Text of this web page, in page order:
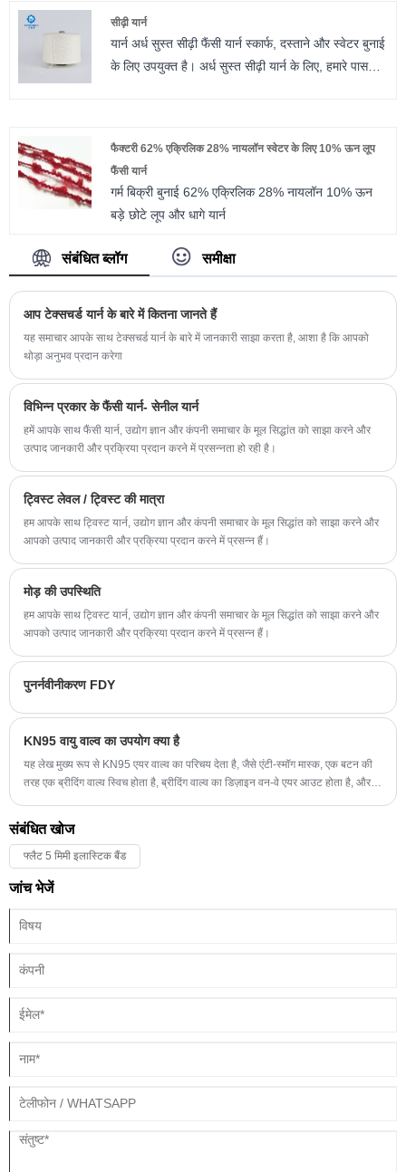
लोचदार इयरलूप कॉर्ड / रस्सी चिकित्सा मास्क के लिए / पट्टा /
बैंड निर्माता 5 मिमी सफेद काला फ्लैट लोचदार रबर बैंड 8 मिमी
सीढ़ी यार्न
यार्न अर्ध सुस्त सीढ़ी फैंसी यार्न स्कार्फ, दस्ताने और स्वेटर बुनाई
के लिए उपयुक्त है। अर्ध सुस्त सीढ़ी यार्न के लिए, हमारे पास
प्रदान करेंगे, धन्यवाद।
फैक्टरी 62% एक्रिलिक 28% नायलॉन स्वेटर के लिए 10% ऊन लूप
फैंसी यार्न
गर्म बिक्री बुनाई 62% एक्रिलिक 28% नायलॉन 10% ऊन
बड़े छोटे लूप और धागे यार्न
संबंधित ब्लॉग समीक्षा
आप टेक्सचर्ड यार्न के बारे में कितना जानते हैं
यह समाचार आपके साथ टेक्सचर्ड यार्न के बारे में जानकारी साझा करता है, आशा है कि आपको
थोड़ा अनुभव प्रदान करेगा
विभिन्न प्रकार के फैंसी यार्न- सेनील यार्न
हमें आपके साथ फैंसी यार्न, उद्योग ज्ञान और कंपनी समाचार के मूल सिद्धांत को साझा करने और
उत्पाद जानकारी और प्रक्रिया प्रदान करने में प्रसन्नता हो रही है।
ट्विस्ट लेवल / ट्विस्ट की मात्रा
हम आपके साथ ट्विस्ट यार्न, उद्योग ज्ञान और कंपनी समाचार के मूल सिद्धांत को साझा करने और
आपको उत्पाद जानकारी और प्रक्रिया प्रदान करने में प्रसन्न हैं।
मोड़ की उपस्थिति
हम आपके साथ ट्विस्ट यार्न, उद्योग ज्ञान और कंपनी समाचार के मूल सिद्धांत को साझा करने और
आपको उत्पाद जानकारी और प्रक्रिया प्रदान करने में प्रसन्न हैं।
पुनर्नवीनीकरण FDY
KN95 वायु वाल्व का उपयोग क्या है
यह लेख मुख्य रूप से KN95 एयर वाल्व का परिचय देता है, जैसे एंटी-स्मॉग मास्क, एक बटन की
तरह एक ब्रीदिंग वाल्व स्विच होता है, ब्रीदिंग वाल्व का डिज़ाइन वन-वे एयर आउट होता है, और
संबंधित खोज
फ्लैट 5 मिमी इलास्टिक बैंड
जांच भेजें